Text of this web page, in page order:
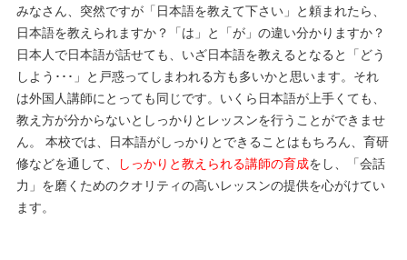
みなさん、突然ですが「日本語を教えて下さい」と頼まれたら、
日本語を教えられますか？「は」と「が」の違い分かりますか？
日本人で日本語が話せても、いざ日本語を教えるとなると「どう
しよう･･･」と戸惑ってしまわれる方も多いかと思います。それ
は外国人講師にとっても同じです。いくら日本語が上手くても、
教え方が分からないとしっかりとレッスンを行うことができませ
ん。 本校では、日本語がしっかりとできることはもちろん、育研
修などを通して、
しっかりと教えられる講師の育成をし、「会話
力」を磨くためのクオリティの高いレッスンの提供を心がけてい
ます。